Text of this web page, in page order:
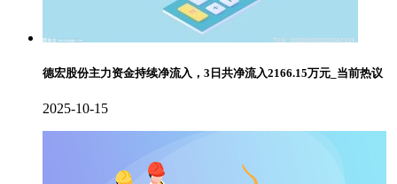
德宏股份主力资金持续净流入，3日共净流入2166.15万元_当前热议
2025-10-15